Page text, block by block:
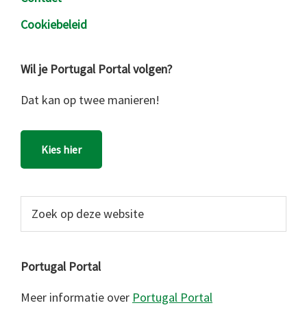
Cookiebeleid
Wil je Portugal Portal volgen?
Dat kan op twee manieren!
Kies hier
website
Portugal Portal
Meer informatie over Portugal Portal